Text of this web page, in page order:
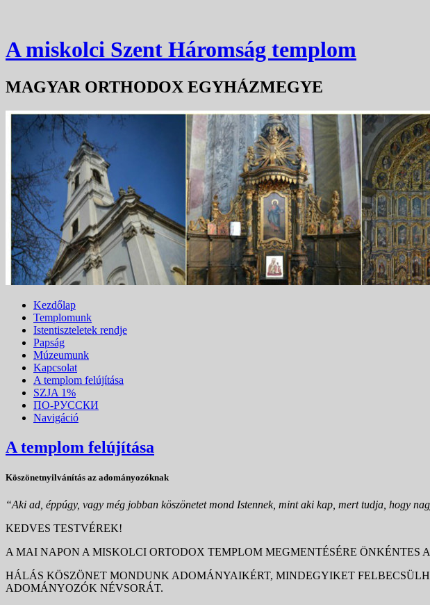
A miskolci Szent Háromság templom
MAGYAR ORTHODOX EGYHÁZMEGYE
Kezdőlap
Templomunk
Istentiszteletek rendje
Papság
Múzeumunk
Kapcsolat
A templom felújítása
SZJA 1%
ПО-РУССКИ
Navigáció
A templom felújítása
Köszönetnyilvánítás az adományozóknak
“Aki ad, éppúgy, vagy még jobban köszönetet mond Istennek, mint aki kap, mert tudja, hogy
KEDVES TESTVÉREK!
A MAI NAPON A MISKOLCI ORTODOX TEMPLOM MEGMENTÉSÉRE ÖNKÉNTES
HÁLÁS KÖSZÖNET MONDUNK ADOMÁNYAIKÉRT, MINDEGYIKET
ADOMÁNYOZÓK NÉVSORÁT.